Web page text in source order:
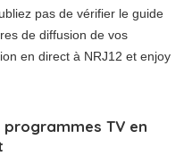
pas de vérifier le guide
de diffusion de vos
en direct à NRJ12 et enjoy
TV en